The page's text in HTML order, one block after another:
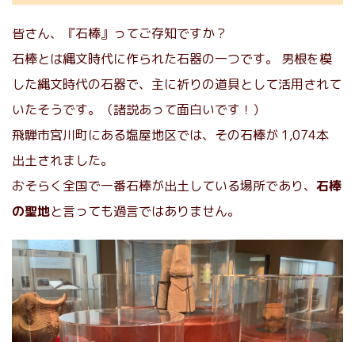
皆さん、『石棒』ってご存知ですか？
石棒とは縄文時代に作られた石器の一つです。 男根を模
した縄文時代の石器で、主に祈りの道具として活用されて
いたそうです。（諸説あって面白いです！）
飛騨市宮川町にある塩屋地区では、その石棒が 1,074本
出土されました。
おそらく全国で一番石棒が出土している場所であり、 石棒
の聖地と言っても過言ではありません。